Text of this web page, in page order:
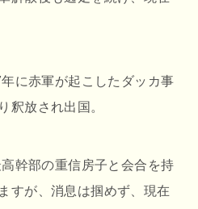
に赤軍が起こしたダッカ事
釈放され出国。
幹部の重信房子と会合を持
すが、消息は掴めず、現在